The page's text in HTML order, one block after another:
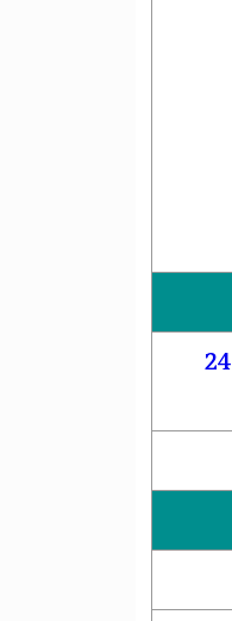
و24